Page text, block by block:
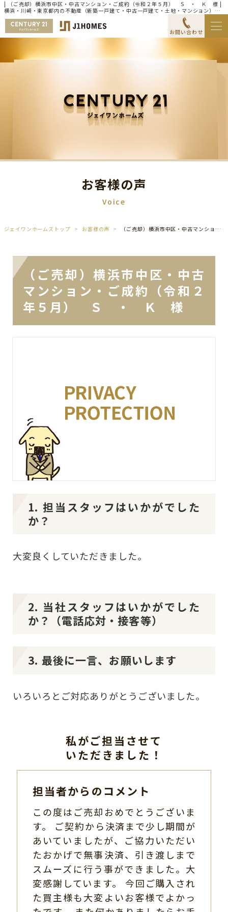
| （ご売却）横浜市中区・中古マンション・ご成約（令和２年５月） Ｓ ・ Ｋ 様 |
横浜・川崎・東京都内の不動産（新築一戸建て・中古一戸建て・土地・マンション）な
らセンチュリー21ジェイワンホームズ
お問い合わせ
お客様の声
Voice
ジェイワンホームズトップ お客様の声 （ご売却）横浜市中区・中古マンション・ご成約（令和２年５月） Ｓ ・ Ｋ 様
（ご売却）横浜市中区・中古
マンション・ご成約（令和２
年５月） Ｓ ・ Ｋ 様
1. 担当スタッフはいかがでした
か？
大変良くしていただきました。
2. 当社スタッフはいかがでした
か？（電話応対・接客等）
3. 最後に一言、お願いします
いろいろとご対応ありがとうございました。
私がご担当させて
いただきました！
担当者からのコメント
この度はご売却おめでとうございま
す。 ご契約から決済まで少し期間が
あいていましたが、ご協力いただい
たおかげで無事決済、引き渡しまで
スムーズに行う事ができました。大
変感謝しています。 今回ご購入され
た買主様も大変よいお客様でよかっ